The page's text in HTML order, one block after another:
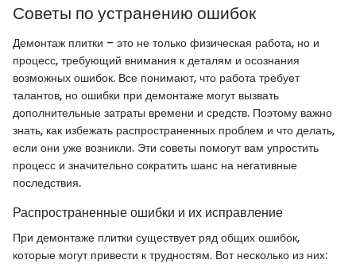
Советы по устранению ошибок
Демонтаж плитки – это не только физическая работа, но и
процесс, требующий внимания к деталям и осознания
возможных ошибок. Все понимают, что работа требует
талантов, но ошибки при демонтаже могут вызвать
дополнительные затраты времени и средств. Поэтому важно
знать, как избежать распространенных проблем и что делать,
если они уже возникли. Эти советы помогут вам упростить
процесс и значительно сократить шанс на негативные
последствия.
Распространенные ошибки и их исправление
При демонтаже плитки существует ряд общих ошибок,
которые могут привести к трудностям. Вот несколько из них: